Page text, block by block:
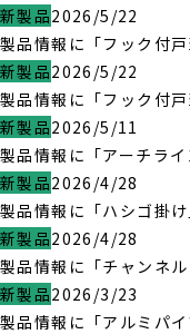
新製品2026/5/22
製品情報に「フック付
新製品2026/5/22
製品情報に「フック付
新製品2026/5/11
製品情報に「アーチラ
新製品2026/4/28
製品情報に「ハシゴ掛け
新製品2026/4/28
製品情報に「チャンネ
新製品2026/3/23
製品情報に「アルミパ